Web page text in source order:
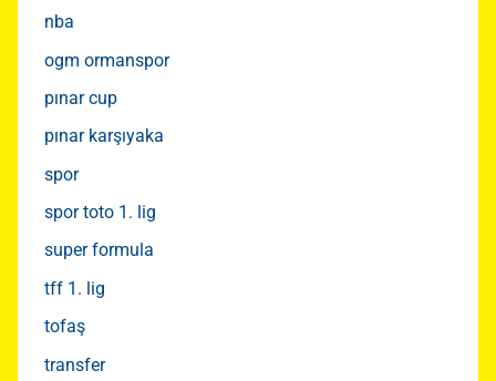
nba
ogm ormanspor
pınar cup
pınar karşıyaka
spor
spor toto 1. lig
super formula
tff 1. lig
tofaş
transfer